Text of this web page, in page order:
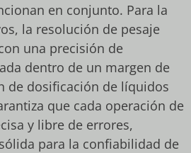
en conjunto. Para la
la resolución de pesaje
una precisión de
dentro de un margen de
de dosificación de líquidos
que cada operación de
y libre de errores,
para la confiabilidad de